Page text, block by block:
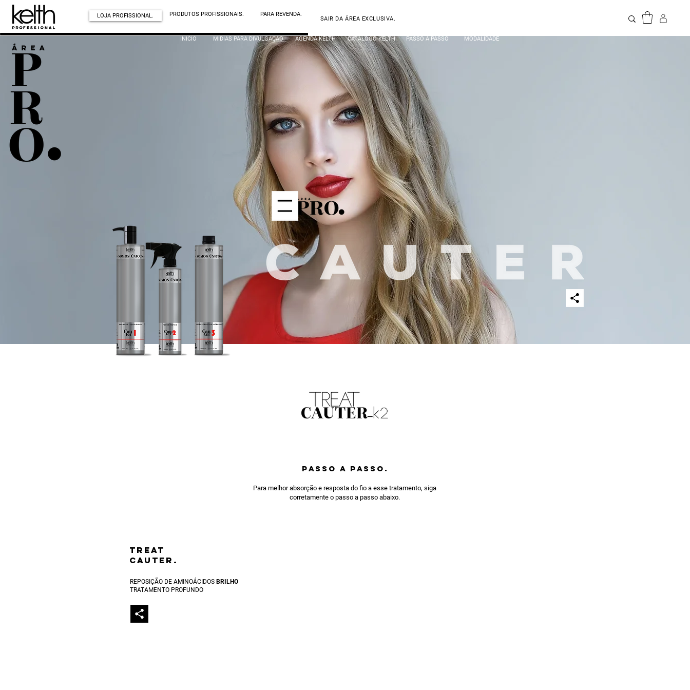
INÍCIO MÍDIAS PARA DIVULGAÇÃO AGENDA KELTH CATÁLOGO KELTH PASSO A PASSO MODALIDADE
LOJA PROFISSIONAL. PRODUTOS PROFISSIONAIS. PARA REVENDA.
SAIR DA ÁREA EXCLUSIVA.
PASSO A PASSO.
Para melhor absorção e resposta do fio a esse tratamento, siga
corretamente o passo a passo abaixo.
TREAT
CAUTER.
REPOSIÇÃO DE AMINOÁCIDOS BRILHO
TRATAMENTO PROFUNDO